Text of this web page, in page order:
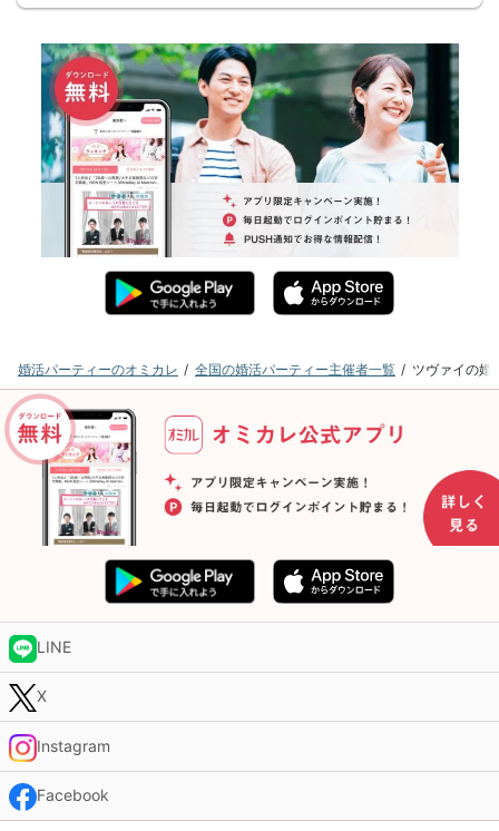
婚活パーティーのオミカレ 全国の婚活パーティー主催者一覧 ツヴァイの婚
LINE
X
Instagram
Facebook